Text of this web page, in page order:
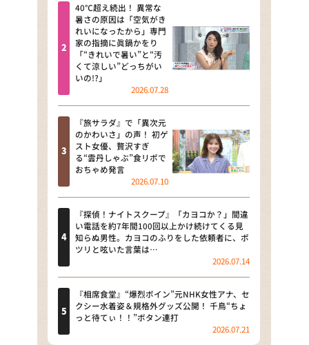
news おかえり
河合＆A.B.C-Z塚田×福井アナ
「なんでやねん！？」（news お
かえり）
DAIGOも台所 ～きょうの献立 何
にする？～
本日はダイアンなり！シーズン２
朝だ！生です旅サラダ
教えて！ニュースライブ 正義の
ミカタ
ＬＩＦＥ～夢のカタチ～
新婚さんいらっしゃい！
ポツンと一軒家
ザキ山小屋本館
40℃超え続出！ 異常な
暑さの原因は「空気がき
れいになったから」専門
家の指摘に眞鍋かをり
「“きれいで暑い”と“汚
くて涼しい”どっちがい
いの!?」
2026.07.28
『旅サラダ』で「異次元
のかわいさ」の声！ 初ゲ
スト女優、贅沢すぎ
る“雲丹しゃぶ”食リポで
おちゃめ発言
2026.07.10
『探偵！ナイトスクープ』「カヨコか？」間違
い電話を約7年間100回以上かけ続けてくる見
知らぬ男性。カヨコのふりをした依頼者に、ポ
ツリと呟いた言葉は…
2026.07.14
『相席食堂』“爆烈ボイン”元NHK女性アナ、セ
クシー水着姿＆規格外グッズ公開！ 千鳥“ちょ
っと待てぃ！！”ボタン連打
2026.07.21